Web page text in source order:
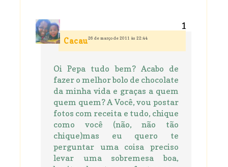
Cacau26 de março de 2011 às 22:44
Oi Pepa tudo bem? Acabo de
fazer o melhor bolo de chocolate
da minha vida e graças a quem
quem quem? A Você, vou postar
fotos com receita e tudo, chique
como você (não, não tão
chique)mas eu quero te
perguntar uma coisa preciso
levar uma sobremesa boa,